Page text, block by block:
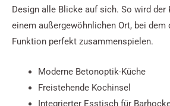
Design alle Blicke auf sich. So wird der
einem außergewöhnlichen Ort, bei dem
Funktion perfekt zusammenspielen.
Moderne Betonoptik-Küche
Freistehende Kochinsel
Integrierter Esstisch für